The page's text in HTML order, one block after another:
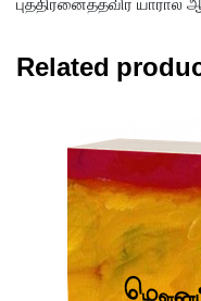
Related